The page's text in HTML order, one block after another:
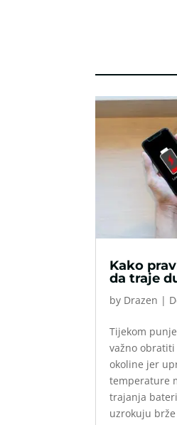
Kako
da traje
by Drazen |
Tijekom
važno
okoline jer
temperature
trajanja
uzrokuju brže